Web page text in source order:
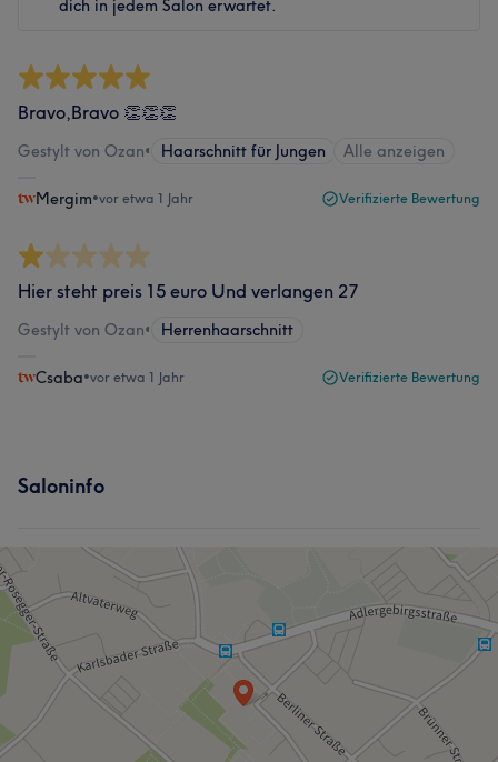
dich in jedem Salon erwartet.
Bravo,Bravo 👏👏👏
Gestylt von Ozan• Haarschnitt für Jungen Alle anzeigen
Mergim•vor etwa 1 Jahr Verifizierte Bewertung
Hier steht preis 15 euro Und verlangen 27
Gestylt von Ozan• Herrenhaarschnitt
Csaba•vor etwa 1 Jahr Verifizierte Bewertung
Saloninfo